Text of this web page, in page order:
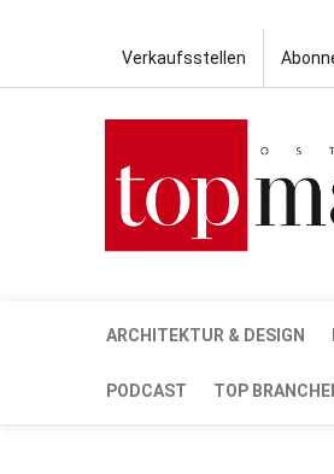
Verkaufsstellen
ARCHITEKTUR & DESIGN
PODCAST TOP